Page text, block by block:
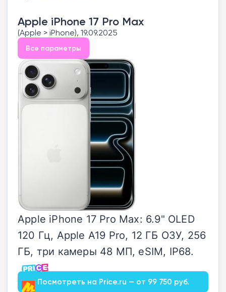
Apple iPhone 17 Pro Max
(Apple > iPhone), 19.09.2025
Все параметры
Apple iPhone 17 Pro Max: 6.9" OLED
120 Гц, Apple A19 Pro, 12 ГБ ОЗУ, 256
ГБ, три камеры 48 МП, eSIM, IP68.
Посмотреть на Price.ru — от 99 750 руб.